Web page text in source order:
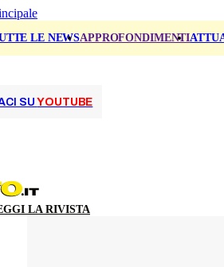
LE NEWSAPPROFONDIMENTI
SUYOUTUBE
LA RIVISTA